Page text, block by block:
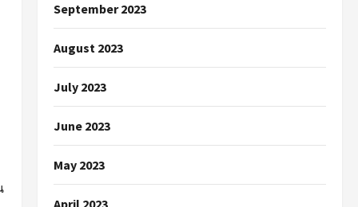
September 2023
August 2023
July 2023
June 2023
May 2023
April 2023